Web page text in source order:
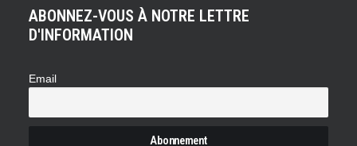
ABONNEZ-VOUS À NOTRE LETTRE
D'INFORMATION
Email